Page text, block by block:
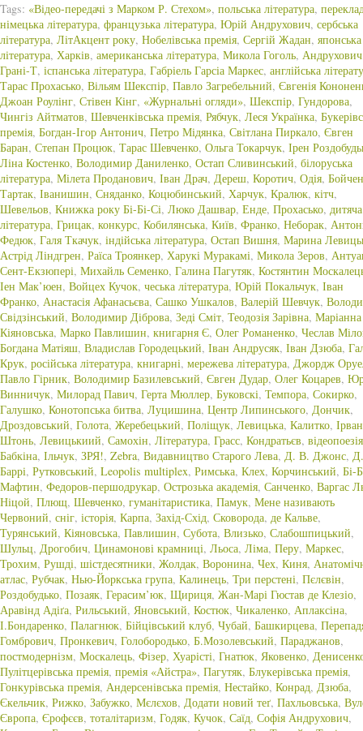
Tags: «Відео-передачі з Марком Р. Стехом», польська література,
німецька література, французька література, Юрій Андрухович, сербська
література, ЛітАкцент року, Нобелівська премія, Сергій Жадан, японська
література, Харків, американська література, Микола Гоголь, Андрухович
Грані-Т, іспанська література, Габріель Гарсіа Маркес, англійська
Тарас Прохасько, Вільям Шекспір, Павло Загребельний, Євгенія
Джоан Роулінг, Стівен Кінг, «Журнальні огляди», Шекспір, Гундорова,
Чингіз Айтматов, Шевченківська премія, Рябчук, Леся Українка,
премія, Богдан-Ігор Антонич, Петро Мідянка, Світлана Пиркало, Євген
Баран, Степан Процюк, Тарас Шевченко, Ольга Токарчук, Ірен
Ліна Костенко, Володимир Даниленко, Остап Сливинський, білоруська
література, Мілета Проданович, Іван Драч, Дереш, Коротич, Одія,
Тартак, Іванишин, Сняданко, Коцюбинський, Харчук, Кралюк, кітч,
Шевельов, Книжка року Бі-Бі-Сі, Люко Дашвар, Енде, Прохасько, дитяча
література, Грицак, конкурс, Кобилянська, Київ, Франко, Неборак,
Федюк, Галя Ткачук, індійська література, Остап Вишня, Марина
Астрід Ліндгрен, Раїса Троянкер, Харукі Муракамі, Микола Зеров,
Сент-Екзюпері, Михайль Семенко, Галина Пагутяк, Костянтин
Іен Мак’юен, Войцех Кучок, чеська література, Юрій Покальчук, Іван
Франко, Анастасія Афанасьєва, Сашко Ушкалов, Валерій Шевчук,
Свідзінський, Володимир Діброва, Зеді Сміт, Теодозія Зарівна, Маріанна
Кіяновська, Марко Павлишин, книгарня Є, Олег Романенко, Чеслав
Богдана Матіяш, Владислав Городецький, Іван Андрусяк, Іван Дзюба,
Крук, російська література, книгарні, мережева література, Джордж
Павло Гірник, Володимир Базилевський, Євген Дудар, Олег Коцарев,
Винничук, Милорад Павич, Герта Мюллер, Буковскі, Темпора, Сокирко,
Галушко, Конотопська битва, Луцишина, Центр Липинського, Дончик,
Дроздовський, Голота, Жеребецький, Поліщук, Левицька, Калитко,
Штонь, Левицькиий, Самохін, Література, Грасс, Кондратьєв, відеопоезія
Бабкіна, Ільчук, ЗРЯ!, Zebra, Видавництво Старого Лева, Д. В. Джонс,
Баррі, Рутковський, Leopolis multiplex, Римська, Клех, Корчинський, Бі-
Мафтин, Федоров-першодрукар, Острозька академія, Санченко, Варгас
Ніцой, Плющ, Шевченко, гуманітаристика, Памук, Мене називають
Червоний, сніг, історія, Карпа, Захід-Схід, Сковорода, де Кальве,
Турянський, Кіяновська, Павлишин, Субота, Влизько, Слабошпицький,
Шульц, Дрогобич, Цинамонові крамниці, Льоса, Ліма, Перу, Маркес,
Трохим, Рушді, шістдесятники, Жолдак, Воронина, Чех, Киня,
атлас, Рубчак, Нью-Йоркська група, Калинець, Три перстені, Пєлєвін,
Роздобудько, Позаяк, Герасим’юк, Щириця, Жан-Марі Гюстав де Клезіо,
Аравінд Адіґа, Рильський, Яновський, Костюк, Чикаленко, Аплаксіна,
І.Бондаренко, Палагнюк, Бійцівський клуб, Чубай, Башкирцева,
Гомбрович, Пронкевич, Голобородько, Б.Мозолевський, Параджанов,
постмодернізм, Москалець, Фізер, Хуарісті, Гнатюк, Яковенко,
Пулітцерівська премія, премія «Айстра», Пагутяк, Блукерівська премія,
Гонкурівська премія, Андерсенівська премія, Нестайко, Конрад, Дзюба,
Єкельчик, Рижко, Забужко, Мєлєхов, Додати новий теґ, Пахльовська,
Європа, Єрофєєв, тоталітаризм, Годяк, Кучок, Саїд, Софія Андрухович,